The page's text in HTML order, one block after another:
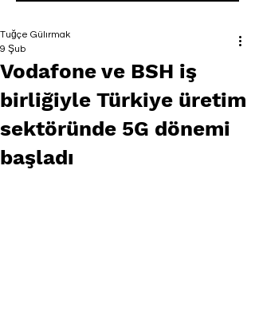
Vodafone ve BSH iş
birliğiyle Türkiye üretim
sektöründe 5G dönemi
başladı
Tuğçe Gülırmak
9 Şub